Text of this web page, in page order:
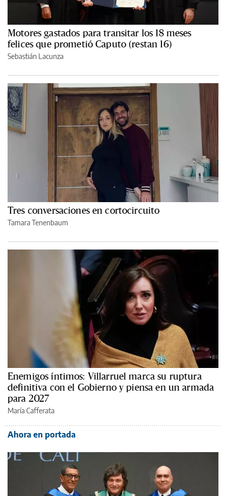
Motores gastados para transitar los 18 meses
felices que prometió Caputo (restan 16)
Sebastián Lacunza
Tres conversaciones en cortocircuito
Tamara Tenenbaum
Enemigos íntimos: Villarruel marca su ruptura
definitiva con el Gobierno y piensa en un armada
para 2027
María Cafferata
Ahora en portada